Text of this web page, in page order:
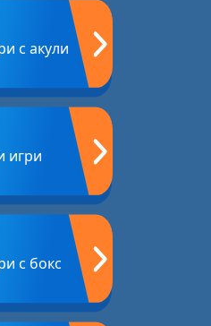
с акули
игри
с бокс